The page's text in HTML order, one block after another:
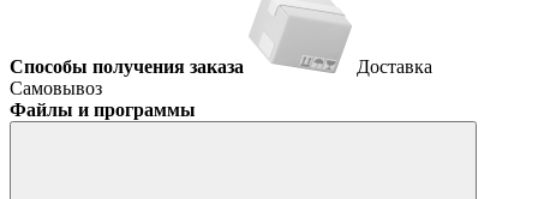
Способы получения заказа
Доставка
Самовывоз
Файлы и программы